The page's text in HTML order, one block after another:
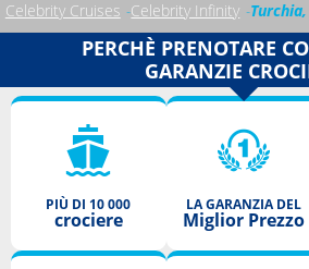
Celebrity Cruises Celebrity Infinity
PERCHÈ PRENOTARE
GARANZIE
PIÙ DI 10 000
crociere
LA GARANZIA DEL
Miglior Prezzo